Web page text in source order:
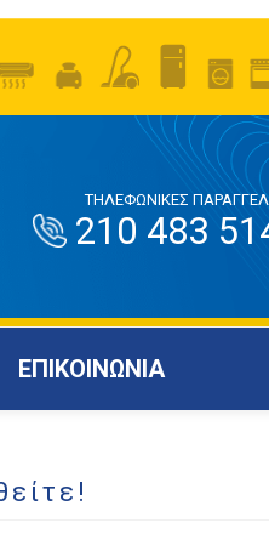
ΤΗΛΕΦΩΝΙΚΕΣ
210 483
ΕΠΙΚΟΙΝΩΝΙΑ